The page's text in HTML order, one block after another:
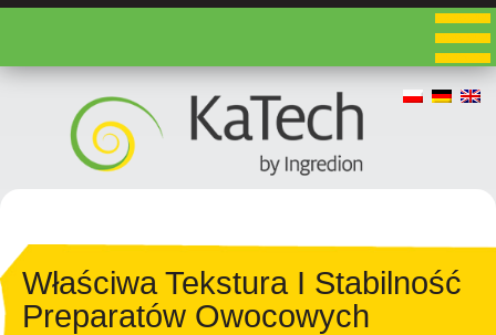
Właściwa Tekstura I Stabilność
Preparatów Owocowych